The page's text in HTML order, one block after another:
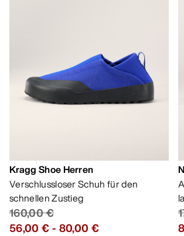
Kragg Shoe Herren
Verschlussloser Schuh für den
schnellen Zustieg
160,00 €
56,00 €- 80,00 €